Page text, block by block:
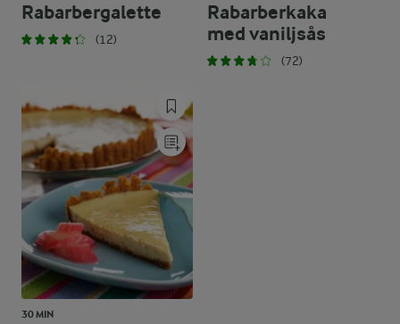
Rabarbergalette
(12)
Rabarberkaka
med vaniljsås
(72)
30 MIN